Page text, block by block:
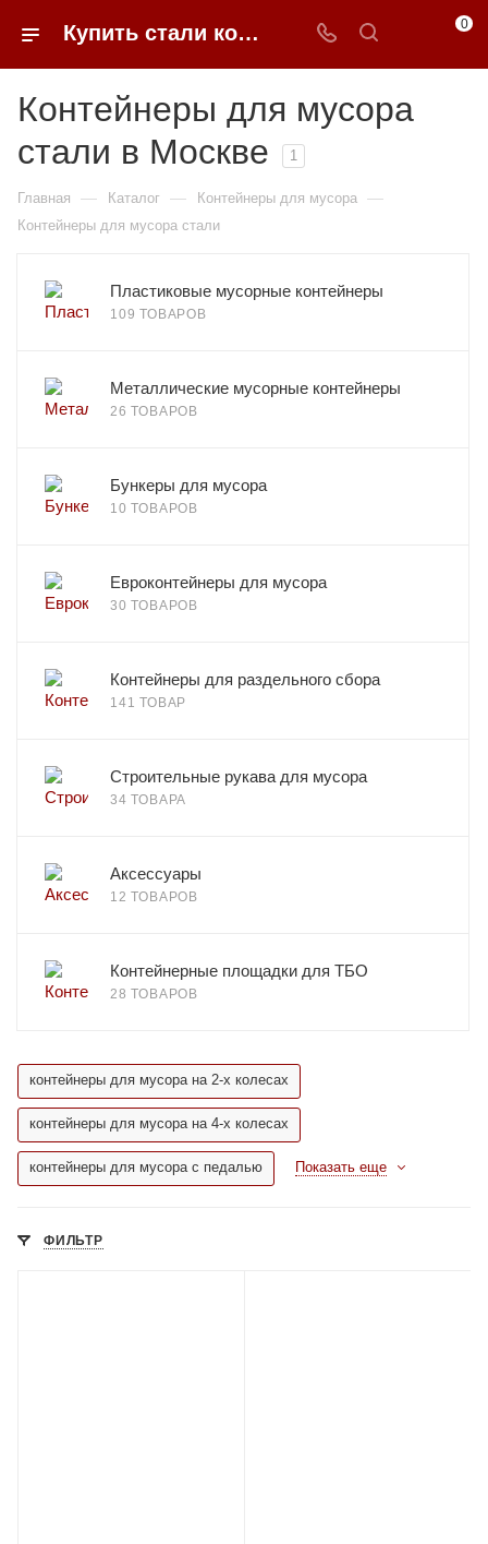
Купить стали контейнеры для мусора в Москве недорого | 0FFER 0
Контейнеры для мусора
стали в Москве
1
Главная — Каталог — Контейнеры для мусора —
Контейнеры для мусора стали
Пластиковые мусорные контейнеры
109 ТОВАРОВ
Металлические мусорные контейнеры
26 ТОВАРОВ
Бункеры для мусора
10 ТОВАРОВ
Евроконтейнеры для мусора
30 ТОВАРОВ
Контейнеры для раздельного сбора
141 ТОВАР
Строительные рукава для мусора
34 ТОВАРА
Аксессуары
12 ТОВАРОВ
Контейнерные площадки для ТБО
28 ТОВАРОВ
контейнеры для мусора на 2-х колесах
контейнеры для мусора на 4-х колесах
контейнеры для мусора с педалью Показать еще
ФИЛЬТР